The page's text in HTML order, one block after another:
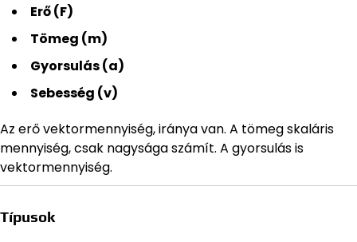
Erő (F)
Tömeg (m)
Gyorsulás (a)
Sebesség (v)
Az erő vektormennyiség, iránya van. A tömeg skaláris
mennyiség, csak nagysága számít. A gyorsulás is
vektormennyiség.
Típusok